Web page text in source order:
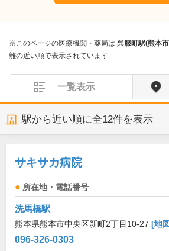
※このページの医療機関・薬局は 呉服町駅(熊本
離の近い順で表示されています
一覧表示
駅から近い順に全12件を表示
サキサカ病院
所在地・電話番号
洗馬橋駅
熊本県熊本市中央区新町2丁目10-27 [地
096-326-0303